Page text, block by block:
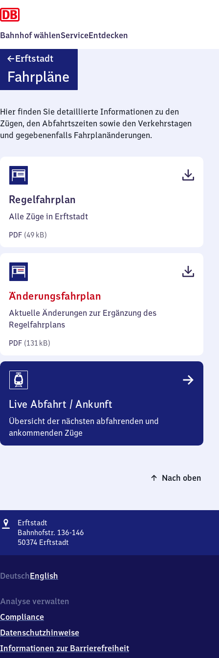
Bahnhof wählenServiceEntdecken
Erftstadt
Fahrpläne
Hier finden Sie detaillierte Informationen zu den
Zügen, den Abfahrtszeiten sowie den Verkehrstagen
und gegebenenfalls Fahrplanänderungen.
Regelfahrplan
49
Alle Züge in Erftstadt
PDF (49 kB)
Änderungsfahrplan
131
Aktuelle Änderungen zur Ergänzung des
Regelfahrplans
PDF (131 kB)
Live Abfahrt / Ankunft
Übersicht der nächsten abfahrenden und
ankommenden Züge
Nach oben
Adresse
Erftstadt
Bahnhofstr. 136-146
50374 Erftstadt
136-
146,
0
7
4
DeutschEnglish
Analyse verwalten
Compliance
Datenschutzhinweise
Informationen zur Barrierefreiheit